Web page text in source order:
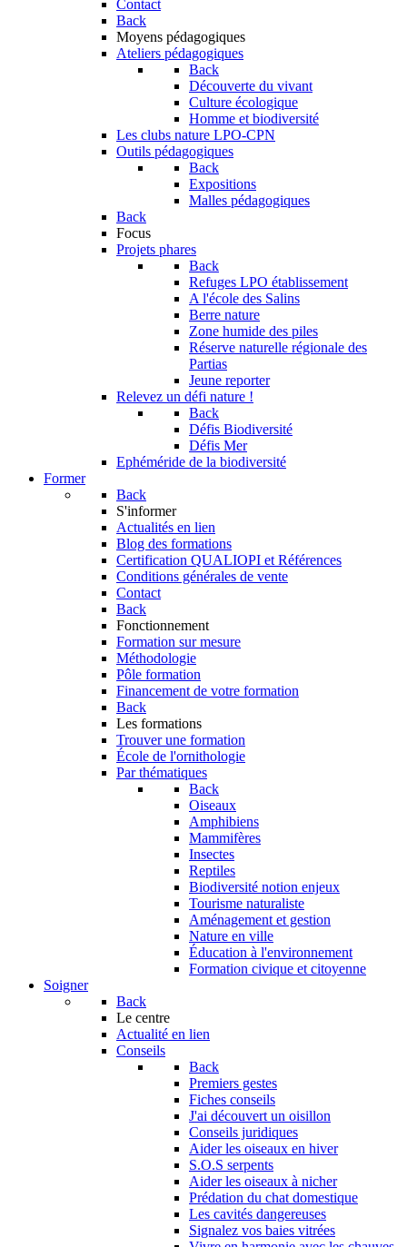
Contact
Back
Moyens pédagogiques
Ateliers pédagogiques
Back
Découverte du vivant
Culture écologique
Homme et biodiversité
Les clubs nature LPO-CPN
Outils pédagogiques
Back
Expositions
Malles pédagogiques
Back
Focus
Projets phares
Back
Refuges LPO établissement
A l'école des Salins
Berre nature
Zone humide des piles
Réserve naturelle régionale des
Partias
Jeune reporter
Relevez un défi nature !
Back
Défis Biodiversité
Défis Mer
Ephéméride de la biodiversité
Former
Back
S'informer
Actualités en lien
Blog des formations
Certification QUALIOPI et Références
Conditions générales de vente
Contact
Back
Fonctionnement
Formation sur mesure
Méthodologie
Pôle formation
Financement de votre formation
Back
Les formations
Trouver une formation
École de l'ornithologie
Par thématiques
Back
Oiseaux
Amphibiens
Mammifères
Insectes
Reptiles
Biodiversité notion enjeux
Tourisme naturaliste
Aménagement et gestion
Nature en ville
Éducation à l'environnement
Formation civique et citoyenne
Soigner
Back
Le centre
Actualité en lien
Conseils
Back
Premiers gestes
Fiches conseils
J'ai découvert un oisillon
Conseils juridiques
Aider les oiseaux en hiver
S.O.S serpents
Aider les oiseaux à nicher
Prédation du chat domestique
Les cavités dangereuses
Signalez vos baies vitrées